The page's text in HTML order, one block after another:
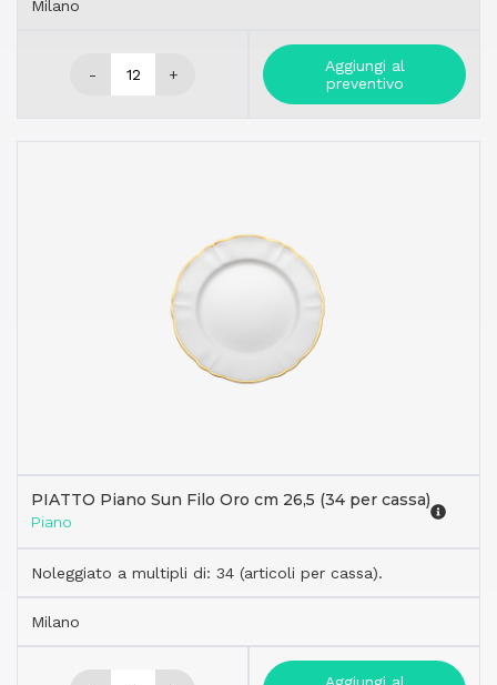
Milano
- +
Aggiungi al
preventivo
PIATTO Piano Sun Filo Oro cm 26,5 (34 per cassa)
Piano
Noleggiato a multipli di: 34 (articoli per cassa).
Milano
Aggiungi al